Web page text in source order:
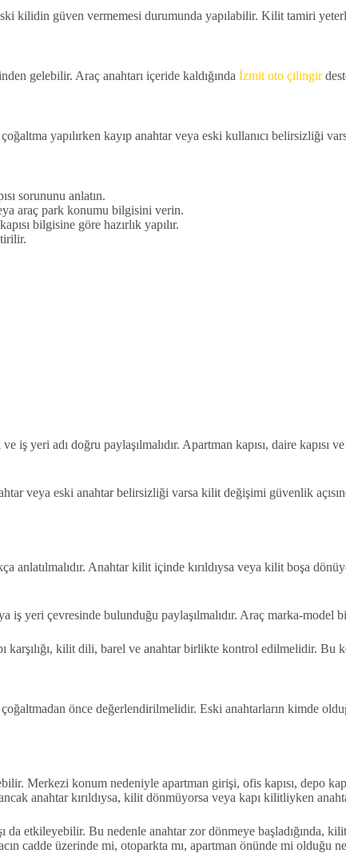
kilidin güven vermemesi durumunda yapılabilir. Kilit tamiri
gelebilir. Araç anahtarı içeride kaldığında İzmit oto çilingir
yapılırken kayıp anahtar veya eski kullanıcı belirsizliği
sorununu anlatın.
araç park konumu bilgisini verin.
bilgisine göre hazırlık yapılır.
yeri adı doğru paylaşılmalıdır. Apartman kapısı, daire kapısı
veya eski anahtar belirsizliği varsa kilit değişimi güvenlik
anlatılmalıdır. Anahtar kilit içinde kırıldıysa veya kilit boşa
iş yeri çevresinde bulunduğu paylaşılmalıdır. Araç marka-
kilit dili, barel ve anahtar birlikte kontrol edilmelidir. Bu
önce değerlendirilmelidir. Eski anahtarların kimde
Merkezi konum nedeniyle apartman girişi, ofis kapısı, depo
anahtar kırıldıysa, kilit dönmüyorsa veya kapı kilitliyken
da etkileyebilir. Bu nedenle anahtar zor dönmeye başladığında,
cadde üzerinde mi, otoparkta mı, apartman önünde mi olduğu net